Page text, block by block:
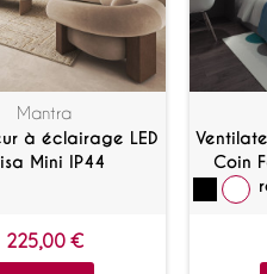
Mantra
à éclairage LED
Mini IP44
225,00 €
Coin